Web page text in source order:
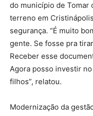
do município de Tomar
terreno em
segurança. “É muito
gente. Se fosse pra
Receber esse
Agora posso investir
filhos”, relatou.
Modernização da